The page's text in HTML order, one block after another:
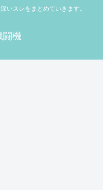
いスレをまとめていきます。
闘機